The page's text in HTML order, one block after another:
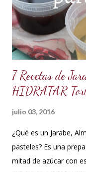
600 g de chocolate
cálidos) 200 g de
para hacer Chantilly
y...
7 Recetas de
HIDRATAR
julio 03, 2016
¿Qué es un Jarabe,
pasteles? Es una
mitad de azúcar con